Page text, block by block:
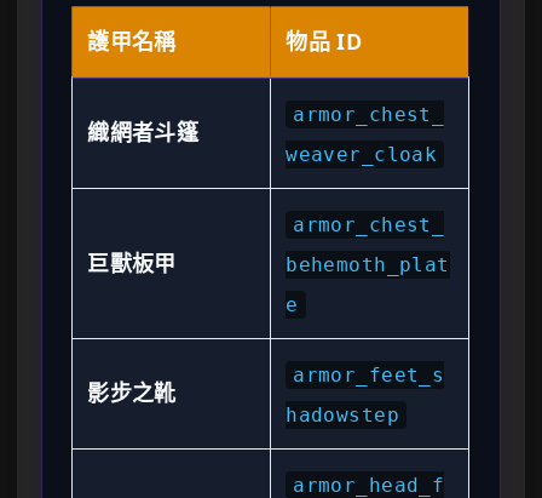
護甲名稱 物品 ID
織網者斗篷
armor_chest_
weaver_cloak
巨獸板甲
armor_chest_
behemoth_plat
e
影步之靴
armor_feet_s
hadowstep
armor_head_f